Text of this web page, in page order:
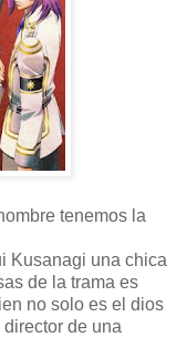
tenemos la
Kusanagi una chica
de la trama es
no solo es el dios
de una